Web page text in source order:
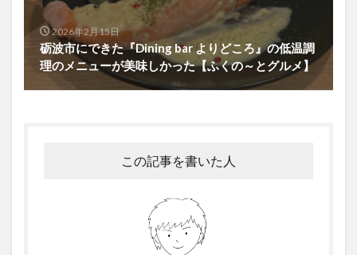
2026年2月15日
砺波市にできた『Dining bar よりどころ』の低温調
理のメニューが美味しかった【ふくの～とグルメ】
この記事を書いた人